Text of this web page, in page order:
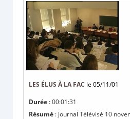
LES ÉLUS À LA FAC le 05/11/01
Durée : 00:01:31
Résumé : Journal Télévisé 10